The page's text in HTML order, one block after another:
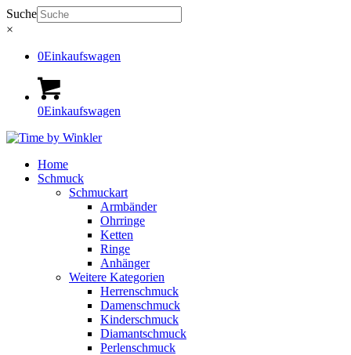
Suche
×
0Einkaufswagen
0Einkaufswagen
Home
Schmuck
Schmuckart
Armbänder
Ohrringe
Ketten
Ringe
Anhänger
Weitere Kategorien
Herrenschmuck
Damenschmuck
Kinderschmuck
Diamantschmuck
Perlenschmuck